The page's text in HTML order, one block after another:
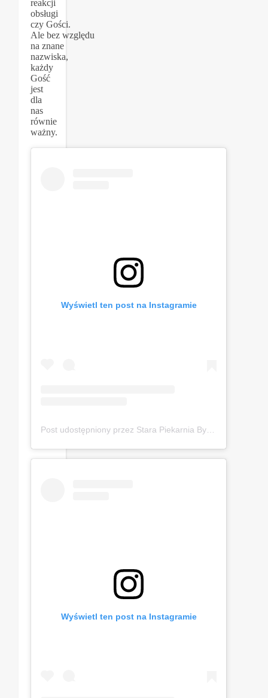
reakcji
obsługi
czy Gości.
Ale bez względu
na znane
nazwiska,
każdy
Gość
jest
dla
nas
równie
ważny.
Wyświetl ten post na Instagramie
Post udostępniony przez Stara Piekarnia Bytom (@starapiekarniabytom)
Wyświetl ten post na Instagramie